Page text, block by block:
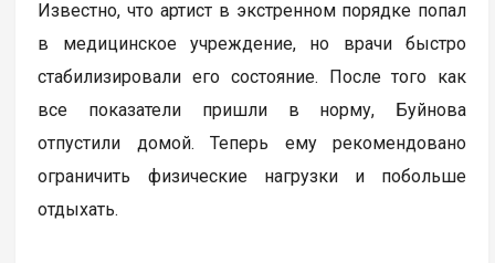
Известно, что артист в экстренном порядке попал
в медицинское учреждение, но врачи быстро
стабилизировали его состояние. После того как
все показатели пришли в норму, Буйнова
отпустили домой. Теперь ему рекомендовано
ограничить физические нагрузки и побольше
отдыхать.